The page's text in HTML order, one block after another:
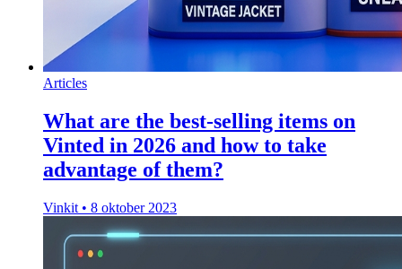
Articles
What are the best-selling items on
Vinted in 2026 and how to take
advantage of them?
Vinkit • 8 oktober 2023